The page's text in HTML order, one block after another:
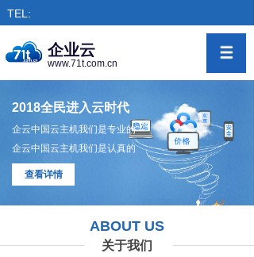
TEL:
企业云
www.71t.com.cn
2018全民进入云时代
企云中国云主机我们是专业的
企云中国云主机我们是认真的
查看详情
ABOUT US
关于我们